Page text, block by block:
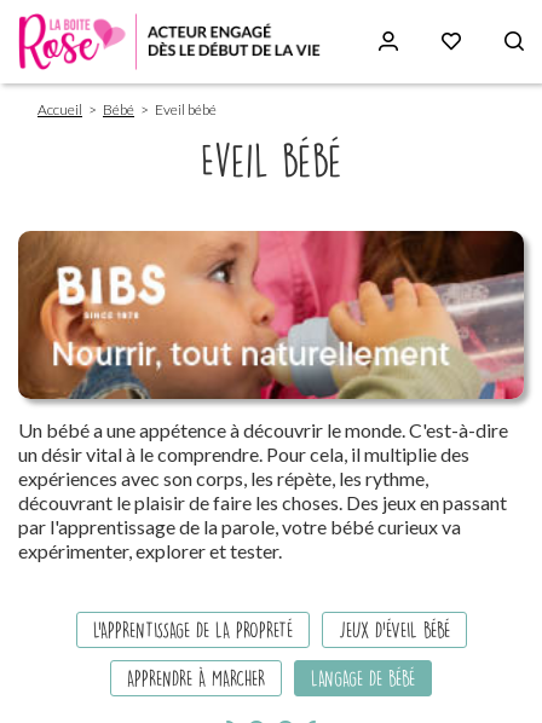
Fil
d'Ariane
Accueil Bébé Eveil bébé
Eveil bébé
Paragraphs
Un bébé a une appétence à découvrir le monde. C'est-à-dire
un désir vital à le comprendre. Pour cela, il multiplie des
expériences avec son corps, les répète, les rythme,
découvrant le plaisir de faire les choses. Des jeux en passant
par l'apprentissage de la parole, votre bébé curieux va
expérimenter, explorer et tester.
L'APPRENTISSAGE DE LA PROPRETÉ JEUX D'ÉVEIL BÉBÉ
APPRENDRE À MARCHER LANGAGE DE BÉBÉ